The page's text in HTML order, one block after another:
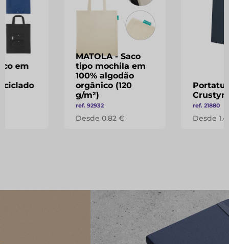
em
MATOLA - Saco
tipo mochila em
100% algodão
orgânico (120
g/m²)
ref. 92932
Desde 0.82 €
Crustyn
ref. 21880
Desde